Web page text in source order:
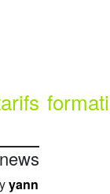
yann